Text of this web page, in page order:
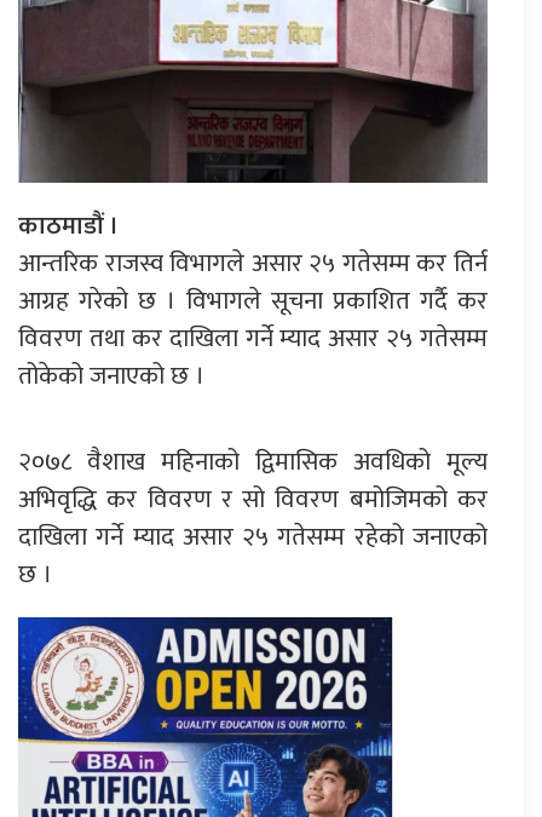
काठमाडौं ।
आन्तरिक राजस्व विभागले असार २५ गतेसम्म कर तिर्न
आग्रह गरेको छ । विभागले सूचना प्रकाशित गर्दै कर
विवरण तथा कर दाखिला गर्ने म्याद असार २५ गतेसम्म
तोकेको जनाएको छ ।
२०७८ वैशाख महिनाको द्विमासिक अवधिको मूल्य
अभिवृद्धि कर विवरण र सो विवरण बमोजिमको कर
दाखिला गर्ने म्याद असार २५ गतेसम्म रहेको जनाएको
छ ।